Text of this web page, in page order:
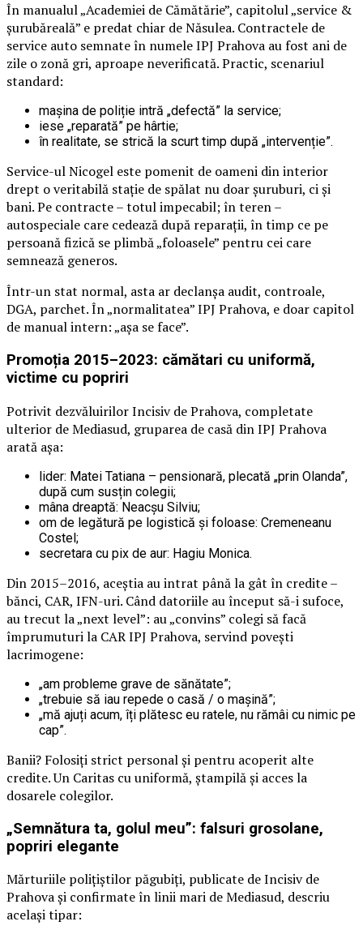
În manualul „Academiei de Cămătărie”, capitolul „service &
șurubăreală” e predat chiar de Năsulea. Contractele de
service auto semnate în numele IPJ Prahova au fost ani de
zile o zonă gri, aproape neverificată. Practic, scenariul
standard:
mașina de poliție intră „defectă” la service;
iese „reparată” pe hârtie;
în realitate, se strică la scurt timp după „intervenție”.
Service-ul Nicogel este pomenit de oameni din interior
drept o veritabilă stație de spălat nu doar șuruburi, ci și
bani. Pe contracte – totul impecabil; în teren –
autospeciale care cedează după reparații, în timp ce pe
persoană fizică se plimbă „foloasele” pentru cei care
semnează generos.
Într-un stat normal, asta ar declanșa audit, controale,
DGA, parchet. În „normalitatea” IPJ Prahova, e doar capitol
de manual intern: „așa se face”.
Promoția 2015–2023: cămătari cu uniformă,
victime cu popriri
Potrivit dezvăluirilor Incisiv de Prahova, completate
ulterior de Mediasud, gruparea de casă din IPJ Prahova
arată așa:
lider: Matei Tatiana – pensionară, plecată „prin Olanda”,
după cum susțin colegii;
mâna dreaptă: Neacșu Silviu;
om de legătură pe logistică și foloase: Cremeneanu
Costel;
secretara cu pix de aur: Hagiu Monica.
Din 2015–2016, aceștia au intrat până la gât în credite –
bănci, CAR, IFN-uri. Când datoriile au început să-i sufoce,
au trecut la „next level”: au „convins” colegi să facă
împrumuturi la CAR IPJ Prahova, servind povești
lacrimogene:
„am probleme grave de sănătate”;
„trebuie să iau repede o casă / o mașină”;
„mă ajuți acum, îți plătesc eu ratele, nu rămâi cu nimic pe
cap”.
Banii? Folosiți strict personal și pentru acoperit alte
credite. Un Caritas cu uniformă, ștampilă și acces la
dosarele colegilor.
„Semnătura ta, golul meu”: falsuri grosolane,
popriri elegante
Mărturiile polițiștilor păgubiți, publicate de Incisiv de
Prahova și confirmate în linii mari de Mediasud, descriu
același tipar: